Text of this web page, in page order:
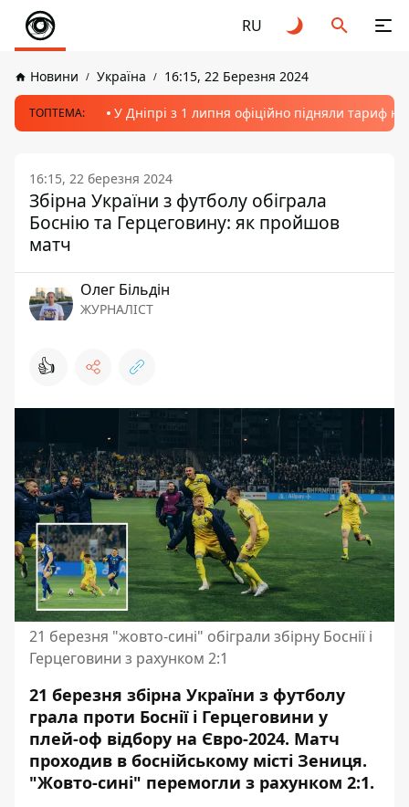
RU
Новини Україна 16:15, 22 Березня 2024
ТОПТЕМА: У Дніпрі з 1 липня офіційно підняли тариф
16:15, 22 березня 2024
Збірна України з футболу обіграла
Боснію та Герцеговину: як пройшов
матч
Олег Більдін
ЖУРНАЛІСТ
👍
21 березня "жовто-сині" обіграли збірну Боснії і
Герцеговини з рахунком 2:1
21 березня збірна України з футболу
грала проти Боснії і Герцеговини у
плей-оф відбору на Євро-2024. Матч
проходив в боснійському місті Зениця.
"Жовто-сині" перемогли з рахунком 2:1.